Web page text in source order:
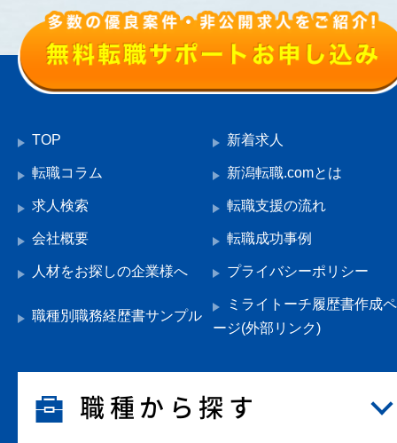
TOP 新着求人
転職コラム 新潟転職.comとは
求人検索 転職支援の流れ
会社概要 転職成功事例
人材をお探しの企業様へ プライバシーポリシー
職種別職務経歴書サンプル
ミライトーチ履歴書作成ペ
ージ(外部リンク)
職種から探す